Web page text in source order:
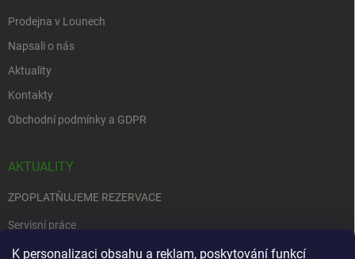
K personalizaci obsahu a reklam, poskytování funkcí
Prodejna v Lounech
Napsali o nás
Aktuality
Kontakty
Obchodní podmínky a GDPR
AKTUALITY
ZPOPLATŇUJEME REZERVACE
Servisní práce
EDENRED